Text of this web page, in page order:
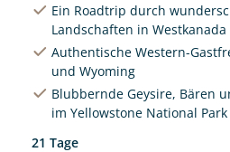
Ein Roadtrip durch
Landschaften in Westkanada
Authentische Western-
und Wyoming
Blubbernde Geysire, Bären
im Yellowstone National Park
21 Tage